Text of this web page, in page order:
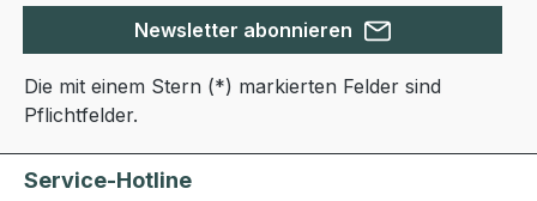
Newsletter abonnieren
Die mit einem Stern (*) markierten Felder sind
Pflichtfelder.
Service-Hotline